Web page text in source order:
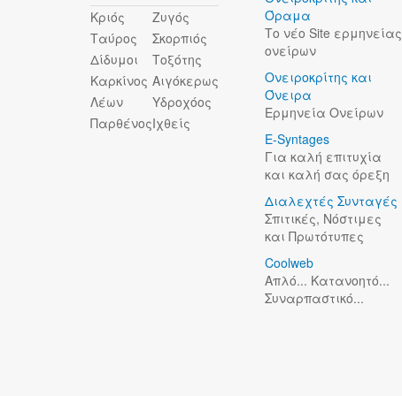
Κριός
Ταύρος
Δίδυμοι
Καρκίνος
Λέων
Παρθένος
Ζυγός
Σκορπιός
Τοξότης
Αιγόκερως
Υδροχόος
Ιχθείς
Όραμα
Το νέο Site ερμηνείας
ονείρων
Ονειροκρίτης και
Όνειρα
Ερμηνεία Ονείρων
E-Syntages
Για καλή επιτυχία
και καλή σας όρεξη
Διαλεχτές Συνταγές
Σπιτικές, Νόστιμες
και Πρωτότυπες
Coolweb
Απλό... Κατανοητό...
Συναρπαστικό...